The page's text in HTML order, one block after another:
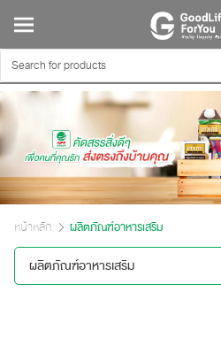
หน้าหลัก ผลิตภัณฑ์อาหารเสริม
ผลิตภัณฑ์อาหารเสริม